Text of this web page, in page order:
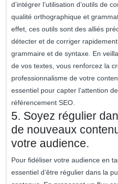
d’intégrer l’utilisation d’outils de
qualité orthographique et
effet, ces outils sont des alliés
détecter et de corriger
grammaire et de syntaxe. En
de vos textes, vous renforcez la
professionnalisme de votre
essentiel pour capter l’attention
référencement SEO.
5. Soyez régulier
de nouveaux
votre audience.
Pour fidéliser votre audience en
essentiel d’être régulier dans la